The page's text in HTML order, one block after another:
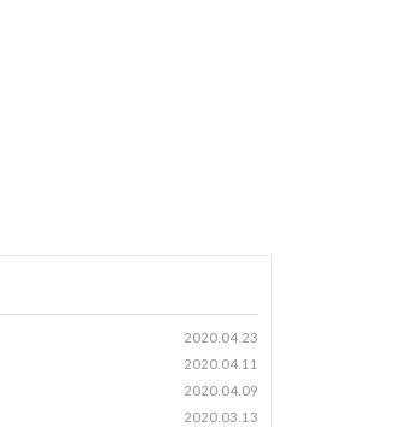
2020.04.23
2020.04.11
2020.04.09
2020.03.13